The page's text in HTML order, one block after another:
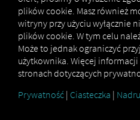
GEO
plików cookie. Masz również
witryny przy użyciu wyłącznie
plików cookie. W tym celu
Może to jednak ograniczyć
użytkownika. Więcej
stronach dotyczących
Prywatność | Ciasteczka |